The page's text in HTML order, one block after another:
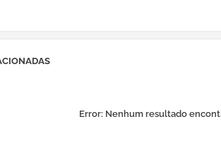
Error: Nenhum resultado